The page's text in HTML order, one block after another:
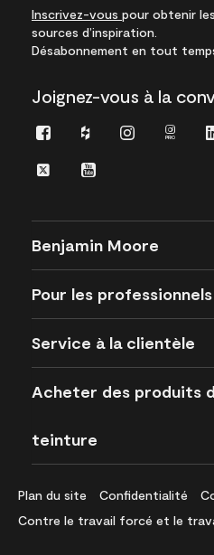
Inscrivez-vous pour obtenir
sources d’inspiration.
Désabonnement en tout
Joignez-vous à la
Facebook
HouzzInstagram
TwitterYoutube
Benjamin Moore
Pour les professionnels
Service à la clientèle
Acheter des produits
teinture
Plan du site Confidentialité
Contre le travail forcé et le